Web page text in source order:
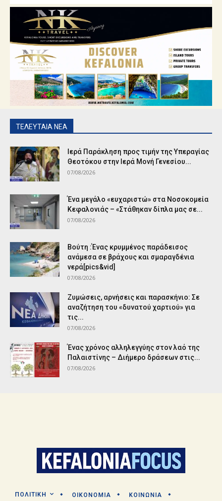
ΤΕΛΕΥΤΑΙΑ ΝΕΑ
Ιερά Παράκληση προς τιμήν της Υπεραγίας
Θεοτόκου στην Ιερά Μονή Γενεσίου...
07/08/2026
Ένα μεγάλο «ευχαριστώ» στα Νοσοκομεία
Κεφαλονιάς – «Στάθηκαν δίπλα μας σε...
07/08/2026
Βούτη :Ένας κρυμμένος παράδεισος
ανάμεσα σε βράχους και σμαραγδένια
νερά[pics&vid]
07/08/2026
Ζυμώσεις, αρνήσεις και παρασκήνιο: Σε
αναζήτηση του «δυνατού χαρτιού» για
τις...
07/08/2026
Ένας χρόνος αλληλεγγύης στον λαό της
Παλαιστίνης – Διήμερο δράσεων στις...
07/08/2026
ΠΟΛΙΤΙΚΗ ΟΙΚΟΝΟΜΙΑ ΚΟΙΝΩΝΙΑ